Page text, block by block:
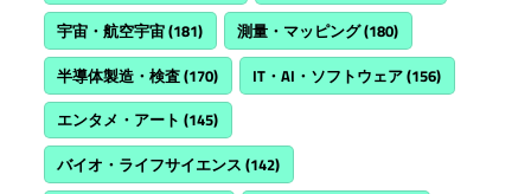
宇宙・航空宇宙(181) 測量・マッピング(180)
半導体製造・検査(170) IT・AI・ソフトウェア(156)
エンタメ・アート (145)
バイオ・ライフサイエンス (142)